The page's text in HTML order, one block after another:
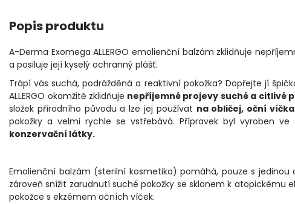
Popis produktu
A-Derma Exomega ALLERGO emolienční balzám zklidňuje
a posiluje její kyselý ochranný plášť.
Trápí vás suchá, podrážděná a reaktivní pokožka? Dopřejte jí
ALLERGO okamžitě zklidňuje nepříjemné projevy suché a citlivé
složek přírodního původu a lze jej používat na obličej, oční
pokožky a velmi rychle se vstřebává. Přípravek byl vyroben
konzervační látky.
Emolienční balzám (sterilní kosmetika) pomáhá, pouze s
zároveň snížit zarudnutí suché pokožky se sklonem k atopickému
pokožce s ekzémem očních víček.